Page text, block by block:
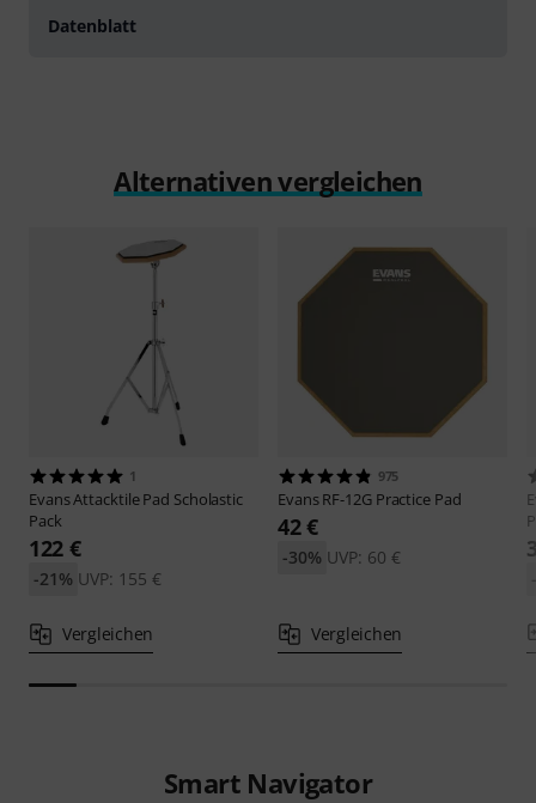
Datenblatt
Alternativen vergleichen
1
EvansAttacktile Pad Scholastic
Pack
122 €
UVP: 155 €
-21%
Vergleichen
975
EvansRF-12G Practice Pad
42 €
UVP: 60 €
-30%
Vergleichen
Smart Navigator